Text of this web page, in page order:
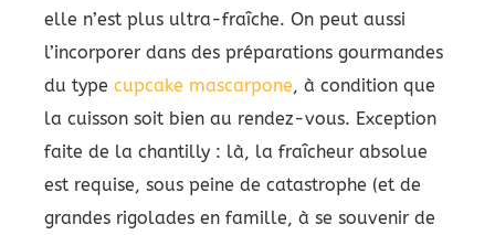
elle n’est plus ultra-fraîche. On peut aussi
l’incorporer dans des préparations gourmandes
du type cupcake mascarpone, à condition que
la cuisson soit bien au rendez-vous. Exception
faite de la chantilly : là, la fraîcheur absolue
est requise, sous peine de catastrophe (et de
grandes rigolades en famille, à se souvenir de